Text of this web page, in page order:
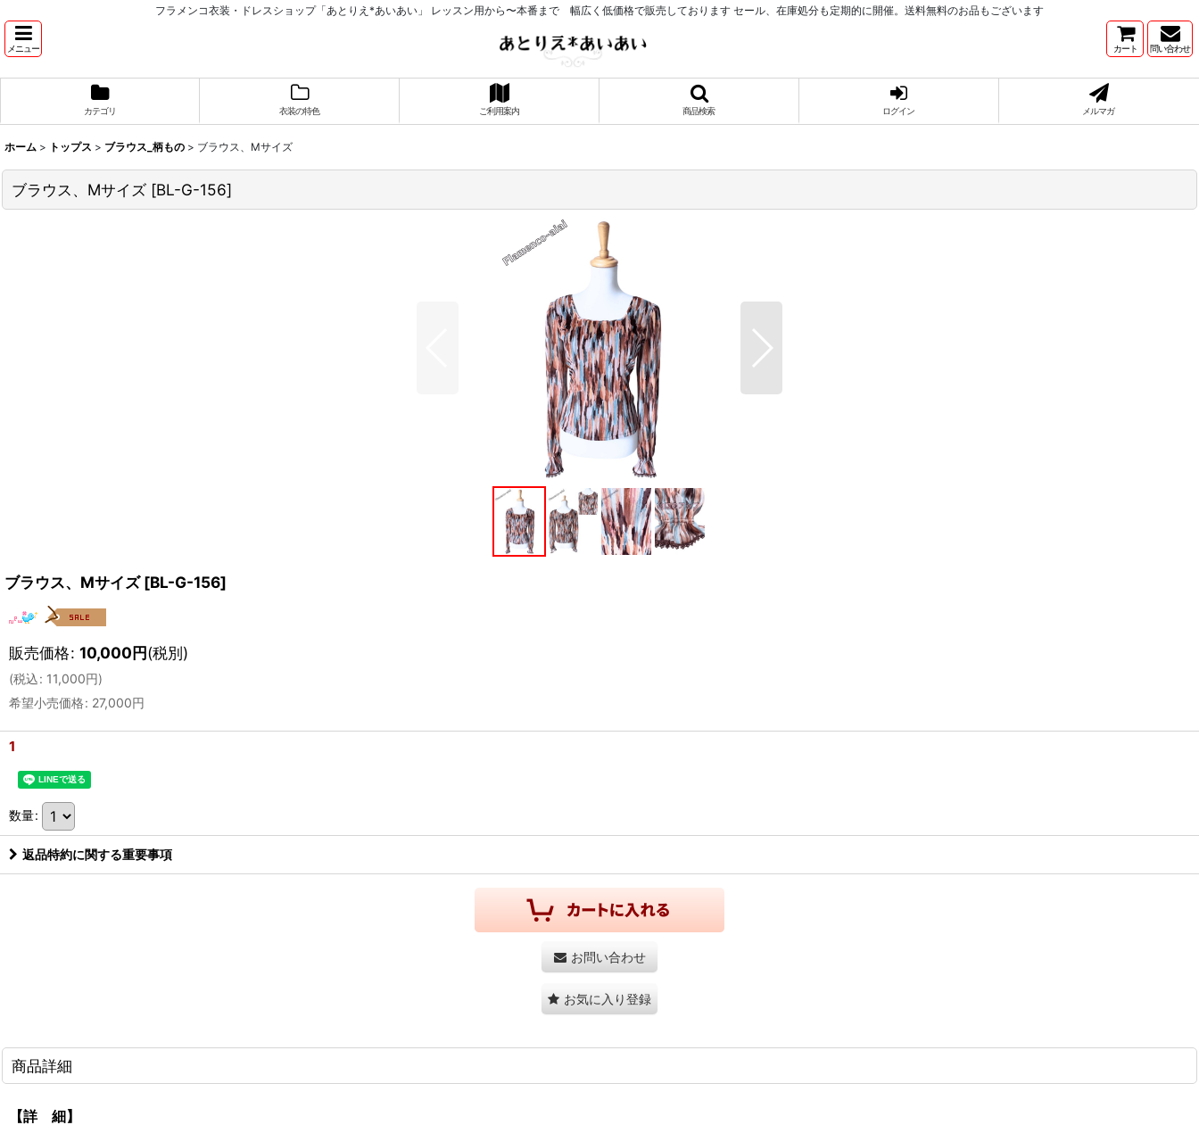
フラメンコ衣装・ドレスショップ「あとりえ*あいあい」 レッスン用から〜本番まで 幅広く低価格で販売しております セール、在庫処分も定期的に開催。送料無料のお品もございます
メニュー カート 問い合わせ
カテゴリ 衣装の特色 ご利用案内 商品検索 ログイン メルマガ
ホーム > トップス > ブラウス_柄もの > ブラウス、Mサイズ
ブラウス、Mサイズ [BL-G-156]
ブラウス、Mサイズ [BL-G-156]
販売価格: 10,000円(税別)
(税込: 11,000円)
希望小売価格: 27,000円
1
数量:
返品特約に関する重要事項
お問い合わせ
お気に入り登録
商品詳細
【詳 細】